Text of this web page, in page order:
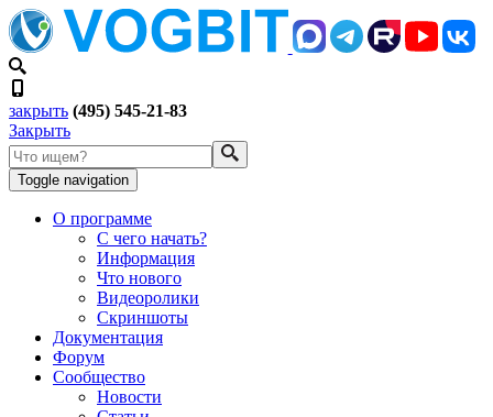
закрыть (495) 545-21-83
Закрыть
Toggle navigation
О программе
С чего начать?
Информация
Что нового
Видеоролики
Скриншоты
Документация
Форум
Сообщество
Новости